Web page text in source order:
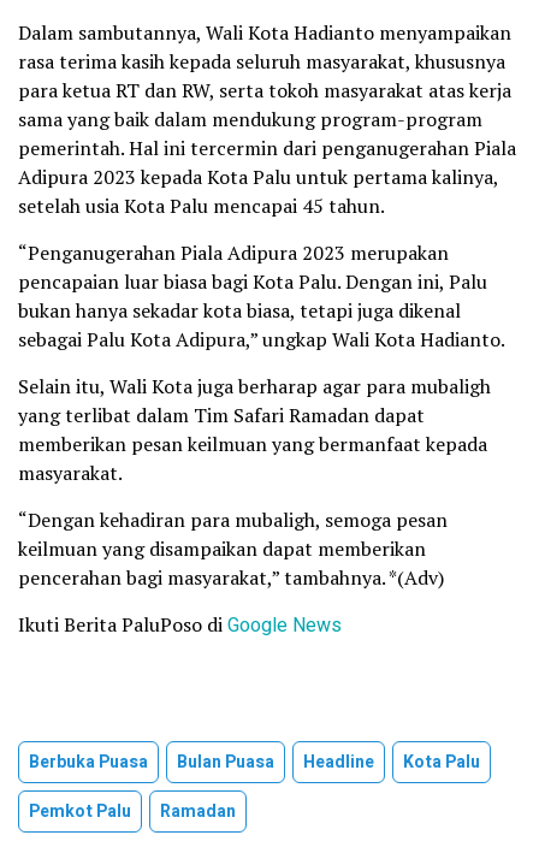
Dalam sambutannya, Wali Kota Hadianto menyampaikan
rasa terima kasih kepada seluruh masyarakat, khususnya
para ketua RT dan RW, serta tokoh masyarakat atas kerja
sama yang baik dalam mendukung program-program
pemerintah. Hal ini tercermin dari penganugerahan Piala
Adipura 2023 kepada Kota Palu untuk pertama kalinya,
setelah usia Kota Palu mencapai 45 tahun.
“Penganugerahan Piala Adipura 2023 merupakan
pencapaian luar biasa bagi Kota Palu. Dengan ini, Palu
bukan hanya sekadar kota biasa, tetapi juga dikenal
sebagai Palu Kota Adipura,” ungkap Wali Kota Hadianto.
Selain itu, Wali Kota juga berharap agar para mubaligh
yang terlibat dalam Tim Safari Ramadan dapat
memberikan pesan keilmuan yang bermanfaat kepada
masyarakat.
“Dengan kehadiran para mubaligh, semoga pesan
keilmuan yang disampaikan dapat memberikan
pencerahan bagi masyarakat,” tambahnya. *(Adv)
Ikuti Berita PaluPoso diGoogle News
Berbuka Puasa Bulan Puasa Headline
Kota Palu
Pemkot Palu
Ramadan